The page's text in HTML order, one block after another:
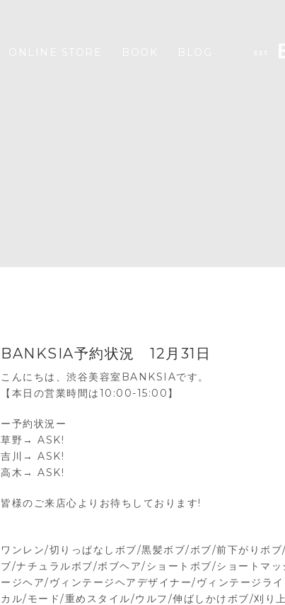
BANKSIA予約状況 12月31日
こんにちは、渋谷美容室BANKSIAです。
【本日の営業時間は10:00-15:00】
ー予約状況ー
草野→ ASK!
吉川→ ASK!
高木→ ASK!
皆様のご来店心よりお待ちしております!
ワンレン/切りっぱなしボブ/黒髪ボブ/ボブ/前下がりボ
ブ/ナチュラルボブ/ボブヘア/ショートボブ/ショートマ
ージヘア/ヴィンテージヘアデザイナー/ヴィンテージ
カル/モード/重めスタイル/ウルフ/伸ばしかけボブ/刈り